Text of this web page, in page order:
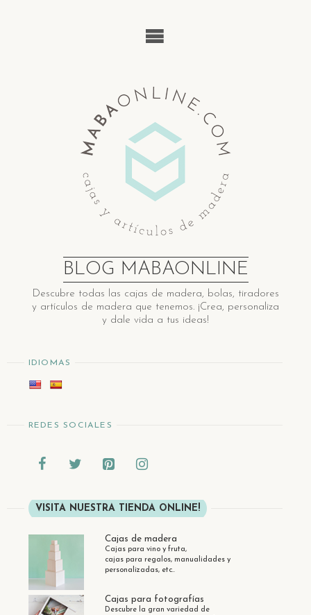
BLOG MABAONLINE
Descubre ​t​odas las cajas de madera​, bolas, tiradores
y artículos de madera ​q​ue tenemos. ¡Crea, personaliza
y dale vida a tus ideas!
IDIOMAS
REDES SOCIALES
VISITA NUESTRA TIENDA ONLINE!
Cajas de madera
Cajas para vino y fruta,
cajas para regalos, manualidades y
personalizadas, etc..
Cajas para fotografías
Descubre la gran variedad de